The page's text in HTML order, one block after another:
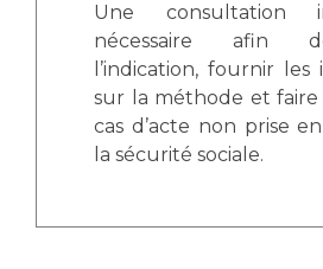
Vos représentants
La Commission Des Usagers
Les Comités Locaux des Usagers
Médiathèque
Fournisseurs
Une consultation
nécessaire afin
l’indication, fournir les
sur la méthode et faire
cas d’acte non prise
la sécurité sociale.